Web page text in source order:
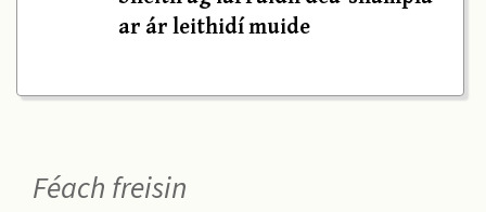
ar ár leithidí muide
Féach freisin